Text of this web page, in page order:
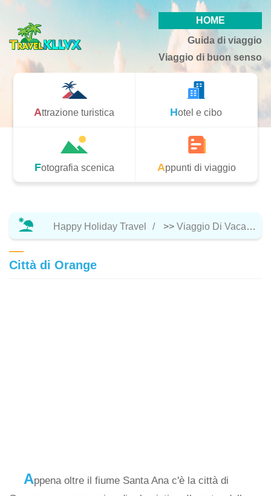
HOME
Guida di viaggio
Viaggio di buon senso
Attrazione turistica Hotel e cibo
Fotografia scenica Appunti di viaggio
Happy Holiday Travel >> Viaggio Di Vacanza
Città di Orange
Appena oltre il fiume Santa Ana c'è la città di